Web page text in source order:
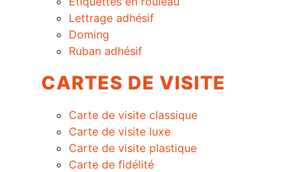
Lettrage adhésif
Doming
Ruban adhésif
CARTES DE VISITE
Carte de visite classique
Carte de visite luxe
Carte de visite plastique
Carte de fidélité